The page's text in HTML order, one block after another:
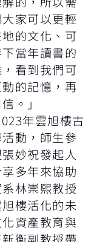
家可以更輕
的文化、可
當年讀書的
看到我們可
的記憶，再
。」
年雲旭樓古
動，師生參
妙祝發起人
多年來協助
林崇熙教授
樓活化的未
資產教育與